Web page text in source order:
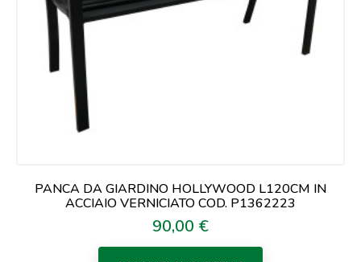
PANCA DA GIARDINO HOLLYWOOD L120CM IN
ACCIAIO VERNICIATO COD. P1362223
Prezzo
90,00 €